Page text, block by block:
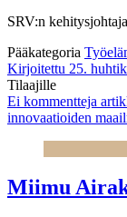
SRV:n
Pääkategoria
Kirjoitettu 25.
Tilaajille
Ei kommentteja
innovaatioiden
Miimu